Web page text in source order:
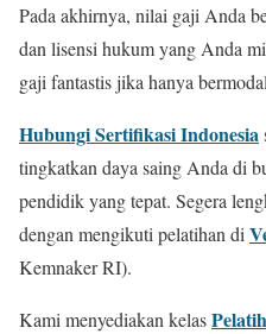
Pada akhirnya, nilai gaji Anda
dan lisensi hukum yang Anda
gaji fantastis jika hanya
Hubungi Sertifikasi Indonesia
tingkatkan daya saing Anda di
pendidik yang tepat. Segera
dengan mengikuti pelatihan di
Kemnaker RI).
Kami menyediakan kelas